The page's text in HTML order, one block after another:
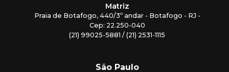
Matriz
Praia de Botafogo, 440/3º andar - Botafogo - RJ -
Cep: 22.250-040
(21) 99025-5881 / (21) 2531-1115
São Paulo